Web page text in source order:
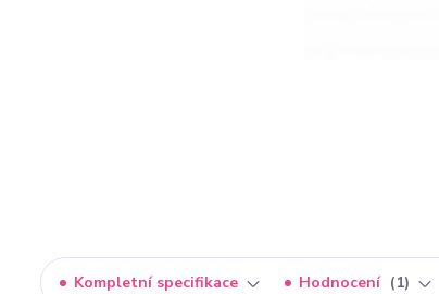
Kompletní specifikace Hodnocení 1